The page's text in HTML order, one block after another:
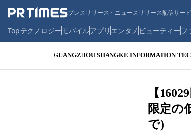
プレスリリース・ニュースリリース配信サー
Topテクノロジーモバイルアプリ エンタメ ビューティーフ
GUANGZHOU SHANGKE INFORMATION
【
限定の
で)